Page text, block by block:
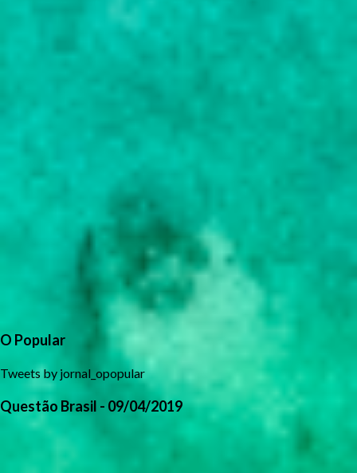
O Popular
Tweets by jornal_opopular
Questão Brasil - 09/04/2019